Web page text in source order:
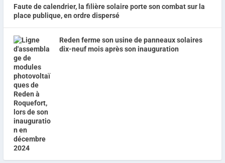
Faute de calendrier, la filière solaire porte son combat sur la
place publique, en ordre dispersé
Reden ferme son usine de panneaux solaires
dix-neuf mois après son inauguration